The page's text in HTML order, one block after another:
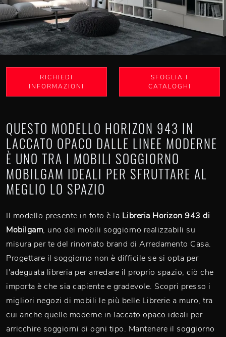
RICHIEDI
INFORMAZIONI
SFOGLIA I
CATALOGHI
QUESTO MODELLO HORIZON 943 IN
LACCATO OPACO DALLE LINEE MODERNE
È UNO TRA I MOBILI SOGGIORNO
MOBILGAM IDEALI PER SFRUTTARE AL
MEGLIO LO SPAZIO
Il modello presente in foto è la Libreria Horizon 943 di
Mobilgam, uno dei mobili soggiorno realizzabili su
misura per te del rinomato brand di Arredamento Casa.
Progettare il soggiorno non è difficile se si opta per
l'adeguata libreria per arredare il proprio spazio, ciò che
importa è che sia capiente e gradevole. Scopri presso i
migliori negozi di mobili le più belle Librerie a muro, tra
cui anche quelle moderne in laccato opaco ideali per
arricchire soggiorni di ogni tipo. Mantenere il soggiorno